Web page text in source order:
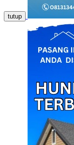
tutup